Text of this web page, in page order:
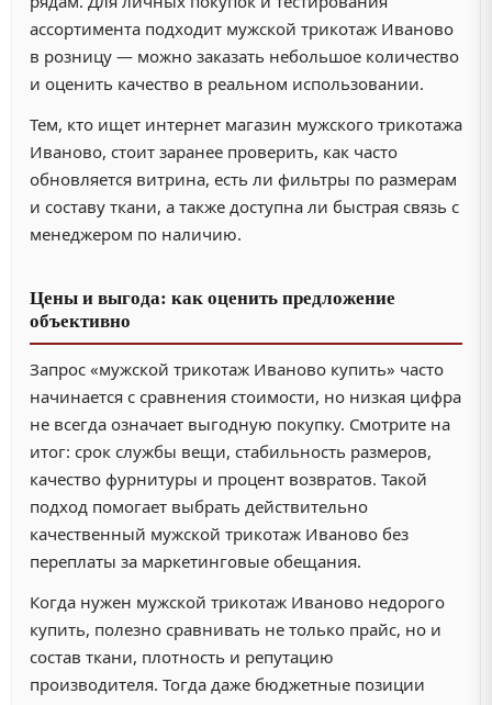
ассортимента подходит мужской трикотаж Иваново
в розницу — можно заказать небольшое количество
и оценить качество в реальном использовании.
Тем, кто ищет интернет магазин мужского трикотажа
Иваново, стоит заранее проверить, как часто
обновляется витрина, есть ли фильтры по размерам
и составу ткани, а также доступна ли быстрая связь с
менеджером по наличию.
Цены и выгода: как оценить предложение
объективно
Запрос «мужской трикотаж Иваново купить» часто
начинается с сравнения стоимости, но низкая цифра
не всегда означает выгодную покупку. Смотрите на
итог: срок службы вещи, стабильность размеров,
качество фурнитуры и процент возвратов. Такой
подход помогает выбрать действительно
качественный мужской трикотаж Иваново без
переплаты за маркетинговые обещания.
Когда нужен мужской трикотаж Иваново недорого
купить, полезно сравнивать не только прайс, но и
состав ткани, плотность и репутацию
производителя. Тогда даже бюджетные позиции